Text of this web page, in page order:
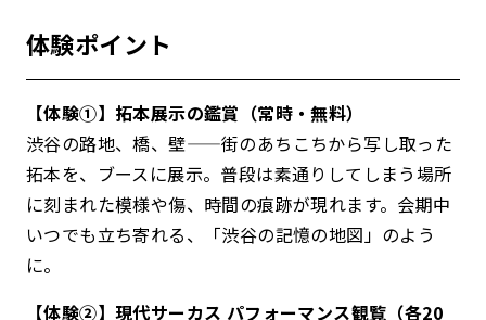
体験ポイント
【体験①】拓本展示の鑑賞（常時・無料）
渋谷の路地、橋、壁——街のあちこちから写し取った
拓本を、ブースに展示。普段は素通りしてしまう場所
に刻まれた模様や傷、時間の痕跡が現れます。会期中
いつでも立ち寄れる、「渋谷の記憶の地図」のよう
に。
【体験②】現代サーカス パフォーマンス観覧（各20